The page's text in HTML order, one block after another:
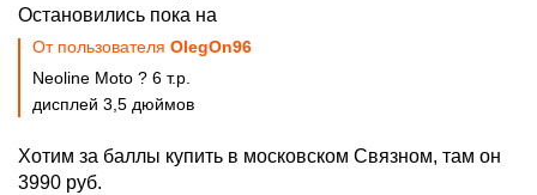
Остановились пока на
От пользователя OlegOn96
Neoline Moto ? 6 т.р.
дисплей 3,5 дюймов
Хотим за баллы купить в московском Связном, там он
3990 руб.